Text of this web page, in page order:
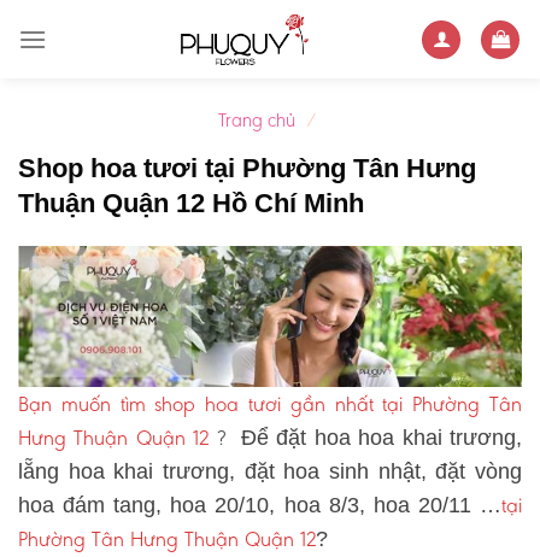
Trang chủ /
Shop hoa tươi tại Phường Tân Hưng
Thuận Quận 12 Hồ Chí Minh
Bạn muốn tìm shop hoa tươi gần nhất tại Phường Tân
Hưng Thuận Quận 12 ?Để đặt hoa hoa khai trương,
lẵng hoa khai trương, đặt hoa sinh nhật, đặt vòng
hoa đám tang, hoa 20/10, hoa 8/3, hoa 20/11 …tại
Phường Tân Hưng Thuận Quận 12?